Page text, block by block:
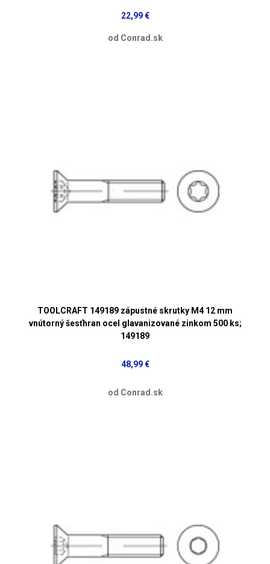
22,99 €
od Conrad.sk
TOOLCRAFT 149189 zápustné skrutky M4 12 mm
vnútorný šesťhran ocel glavanizované zinkom 500 ks;
149189
48,99 €
od Conrad.sk